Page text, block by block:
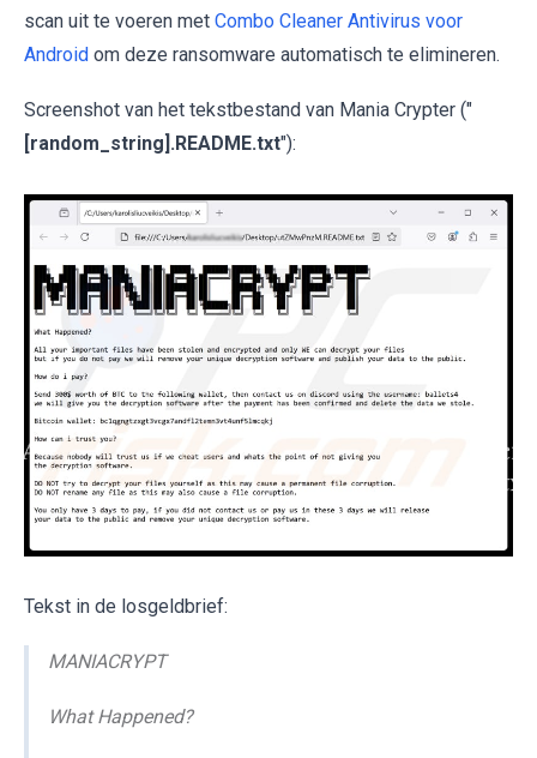
scan uit te voeren met Combo Cleaner Antivirus voor
Android om deze ransomware automatisch te elimineren.
Screenshot van het tekstbestand van Mania Crypter ("
[random_string].README.txt"):
Tekst in de losgeldbrief:
MANIACRYPT
What Happened?